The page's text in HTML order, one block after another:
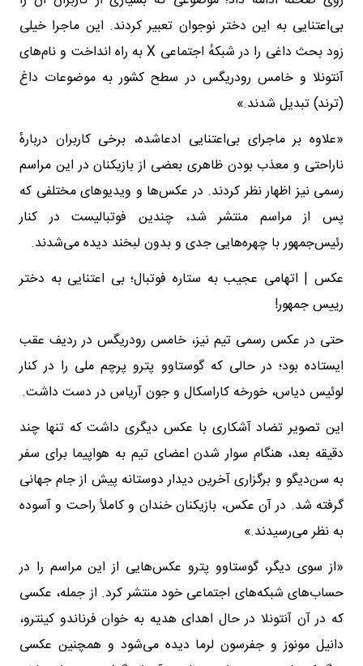
بی‌اعتنایی به این دختر نوجوان تعبیر کردند. این ماجرا خیلی
زود بحث داغی را در شبکهٔ اجتماعی X به راه انداخت و نام‌های
آنتونلا و خامس رودریگس در سطح کشور به موضوعات داغ
(ترند) تبدیل شدند.»
«علاوه بر ماجرای بی‌اعتنایی ادعاشده، برخی کاربران دربارهٔ
ناراحتی و معذب بودن ظاهری بعضی از بازیکنان در این مراسم
رسمی نیز اظهار نظر کردند. در عکس‌ها و ویدیوهای مختلفی که
پس از مراسم منتشر شد، چندین فوتبالیست در کنار
رئیس‌جمهور با چهره‌هایی جدی و بدون لبخند دیده می‌شدند.
عکس | اتهامی عجیب به ستاره فوتبال؛ بی اعتنایی به دختر
رییس جمهور!
حتی در عکس رسمی تیم نیز، خامس رودریگس در ردیف عقب
ایستاده بود؛ در حالی که گوستاوو پترو پرچم ملی را در کنار
لوئیس دیاس، خورخه کاراسکال و جون آریاس در دست داشت.
این تصویر تضاد آشکاری با عکس دیگری داشت که تنها چند
دقیقه بعد، هنگام سوار شدن اعضای تیم به هواپیما برای سفر
به سن‌دیگو و برگزاری آخرین دیدار دوستانه پیش از جام جهانی
گرفته شد. در آن عکس، بازیکنان خندان و کاملاً راحت و آسوده
به نظر می‌رسیدند.»
«از سوی دیگر، گوستاوو پترو عکس‌هایی از این مراسم را در
حساب‌های شبکه‌های اجتماعی خود منتشر کرد. از جمله، عکسی
که در آن آنتونلا در حال اهدای هدیه به خوان فرناندو کینترو،
دانیل مونوز و جفرسون لرما دیده می‌شود و همچنین عکسی